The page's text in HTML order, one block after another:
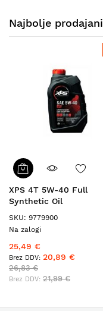
Najbolje prodajani
XPS 4T 5W-40 Full
Synthetic Oil
SKU: 9779900
Na zalogi
25,49 €
20,89 €
26,83 €
21,99 €